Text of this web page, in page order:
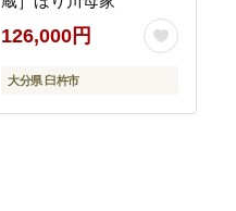
126,000円
大分県 臼杵市